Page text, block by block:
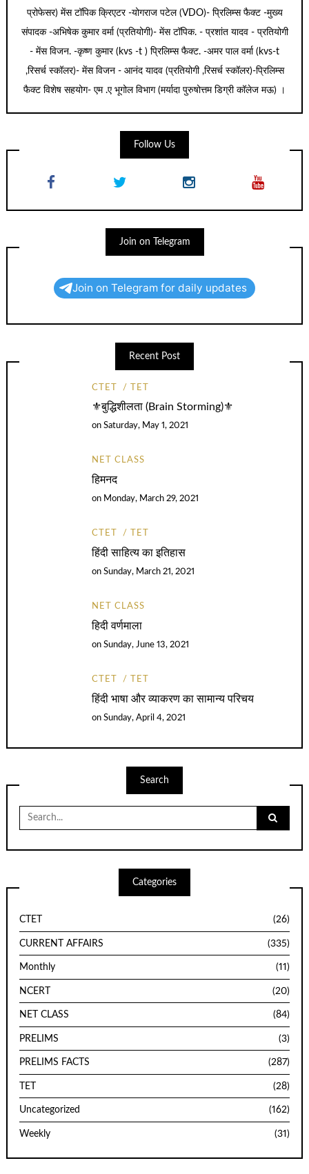
प्रोफेसर) मेंस टॉपिक क्रिएटर -योगराज पटेल (VDO)- प्रिलिम्स फैक्ट -मुख्य
संपादक -अभिषेक कुमार वर्मा (प्रतियोगी)- मेंस टॉपिक. - प्रशांत यादव - प्रतियोगी
- मेंस विजन. -कृष्ण कुमार (kvs -t ) प्रिलिम्स फैक्ट. -अमर पाल वर्मा (kvs-t
,रिसर्च स्कॉलर)- मेंस विजन - आनंद यादव (प्रतियोगी ,रिसर्च स्कॉलर)-प्रिलिम्स
फैक्ट विशेष सहयोग- एम .ए भूगोल विभाग (मर्यादा पुरुषोत्तम डिग्री कॉलेज मऊ) ।
Follow Us
Join on Telegram
Join on Telegram for daily updates
Recent Post
CTET TET
⚜️बुद्धिशीलता (Brain Storming)⚜️
onSaturday, May 1, 2021
NET CLASS
हिमनद
on Monday, March 29, 2021
CTET TET
हिंदी साहित्य का इतिहास
onSunday, March 21, 2021
NET CLASS
हिदी वर्णमाला
onSunday, June 13, 2021
CTET TET
हिंदी भाषा और व्याकरण का सामान्य परिचय
onSunday, April 4, 2021
Search
Search
for:
Categories
CTET (26)
CURRENT AFFAIRS (335)
Monthly (11)
NCERT (20)
NET CLASS (84)
PRELIMS (3)
PRELIMS FACTS (287)
TET (28)
Uncategorized (162)
Weekly (31)